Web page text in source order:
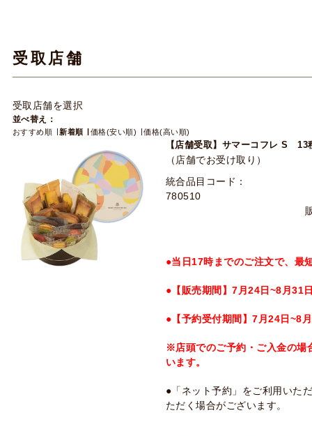
受取店舗
受取店舗を選択
並べ替え：
おすすめ順 新着順 価格(安い順) 価格(高い順)
【店舗受取】サマーコフレ S 13
（店舗でお受け取り）
統合品目コード：
780510
●当日17時までのご注文で、最
●【販売期間】7月24日~8月31
●【予約受付期間】7月24日~8
※店頭でのご予約・ご入金の場
います。
●「ネット予約」をご利用いた
ただく場合がございます。